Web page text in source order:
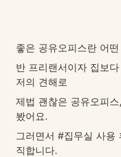
좋은 공유오피스란 어
반 프리랜서이자 집보
저의 견해로
제법 괜찮은 공유오피
봤어요.
그러면서 #집무실 사용
직합니다.